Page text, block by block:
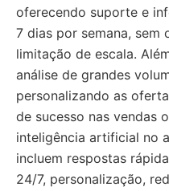
oferecendo suporte e
7 dias por semana, sem
limitação de escala.
análise de grandes
personalizando as
de sucesso nas vendas
inteligência artificial no
incluem respostas
24/7, personalização,